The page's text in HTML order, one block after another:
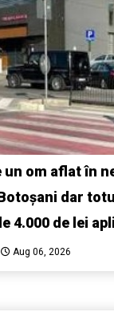
om aflat în
dar
4.000 de lei
Aug 06, 2026